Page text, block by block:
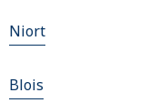
Niort
Blois